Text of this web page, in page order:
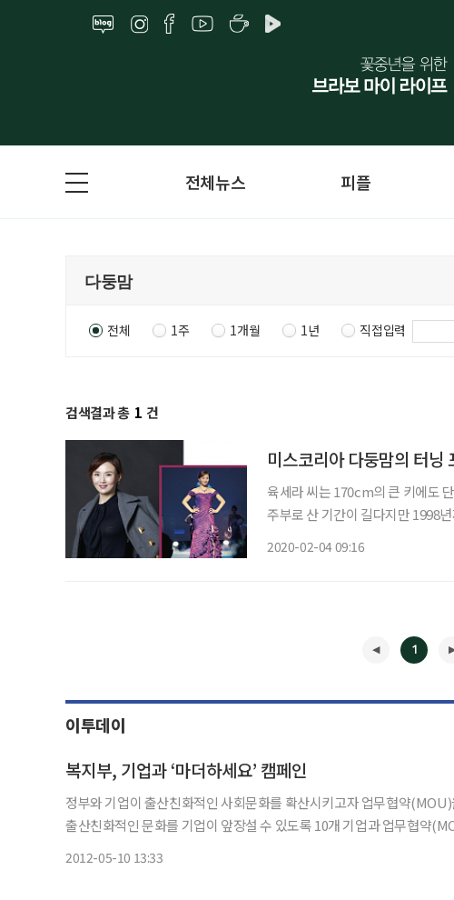
전체뉴스 피플
전체 1주 1개월 1년 직접입력
검색결과 총 1 건
미스코리아 다둥맘의 터닝
육세라 씨는 170cm의 큰 키에도
주부로 산 기간이 길다지만 1998
2020-02-04 09:16
1
이투데이
복지부, 기업과 ‘마더하세요’ 캠페인
정부와 기업이 출산친화적인 사회문화를 확산시키고자 업무협약(MOU)을 체결하고 캠페
출산친화적인 문화를 기업이 앞장설 수 있도록 10개 기업과 업무협약
2012-05-10 13:33